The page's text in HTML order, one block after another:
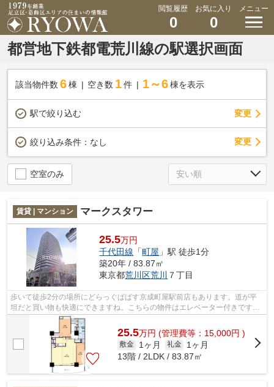
閲覧履歴
0
お気に入り
0
メニュー
都営地下鉄都電荒川線の駅選択画面
該当物件数 6棟 空き数 1 件 1～6 棟を表示
駅で絞り込む 変更
絞り込み条件： なし 変更
空室のみ
賃貸 | マンション マークスタワー
25.5万円
千代田線 「町屋 」駅 徒歩1分
築20年 / 83.87㎡
東京都荒川区荒川 ７丁目
歩いて徒歩2分の場所にどらっぐぱぱす京成町屋駅前店もあります。道が平
坦だと買い物も快適にできますね。こちらの物件はエレベーター付きです。
千代田線町屋駅近辺で、不動産に関する...
25.5万円 (管理費等：15,000円 )
敷金 1ヶ月 礼金
1ヶ月
13階 / 2LDK / 83.87㎡